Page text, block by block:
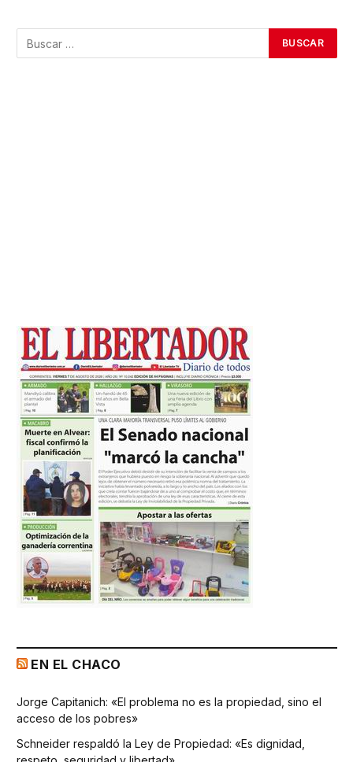
EN EL CHACO
Jorge Capitanich: «El problema no es la propiedad, sino el
acceso de los pobres»
Schneider respaldó la Ley de Propiedad: «Es dignidad,